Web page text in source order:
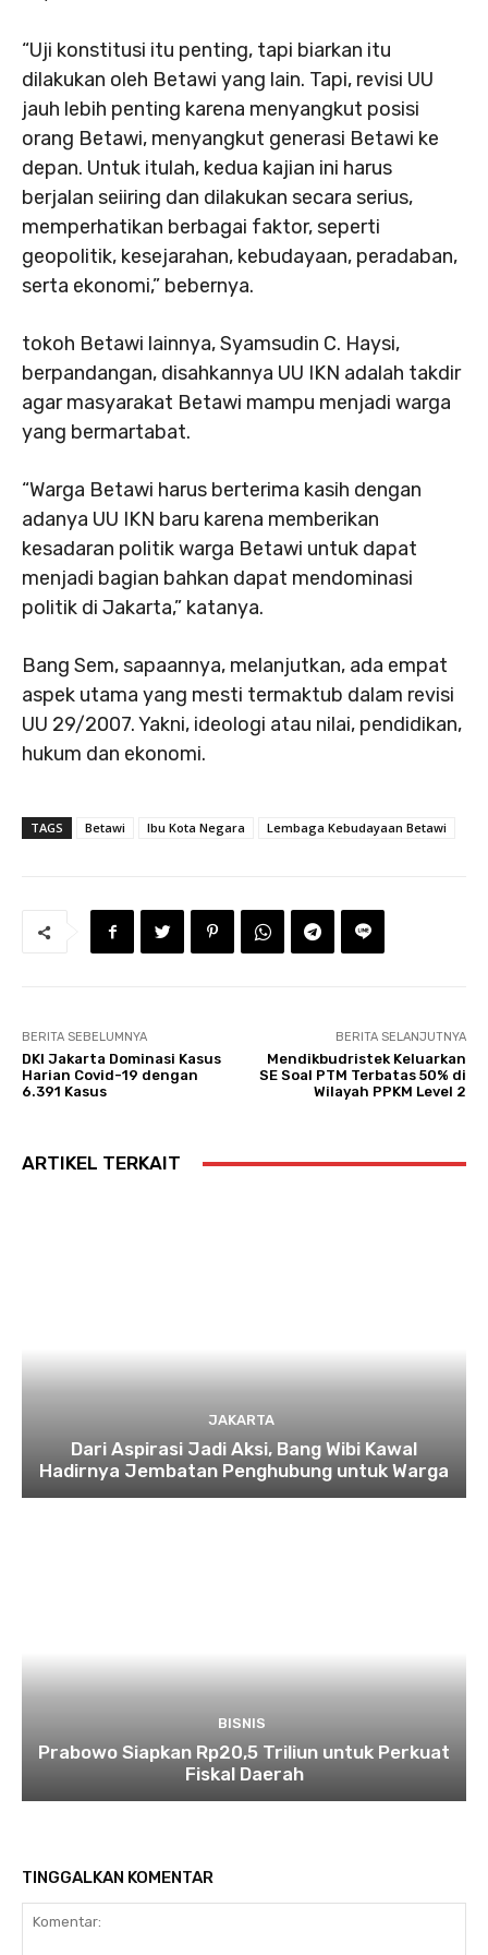
“Uji konstitusi itu penting, tapi biarkan itu
dilakukan oleh Betawi yang lain. Tapi, revisi UU
jauh lebih penting karena menyangkut posisi
orang Betawi, menyangkut generasi Betawi ke
depan. Untuk itulah, kedua kajian ini harus
berjalan seiiring dan dilakukan secara serius,
memperhatikan berbagai faktor, seperti
geopolitik, kesejarahan, kebudayaan, peradaban,
serta ekonomi,” bebernya.
tokoh Betawi lainnya, Syamsudin C. Haysi,
berpandangan, disahkannya UU IKN adalah takdir
agar masyarakat Betawi mampu menjadi warga
yang bermartabat.
“Warga Betawi harus berterima kasih dengan
adanya UU IKN baru karena memberikan
kesadaran politik warga Betawi untuk dapat
menjadi bagian bahkan dapat mendominasi
politik di Jakarta,” katanya.
Bang Sem, sapaannya, melanjutkan, ada empat
aspek utama yang mesti termaktub dalam revisi
UU 29/2007. Yakni, ideologi atau nilai, pendidikan,
hukum dan ekonomi.
TAGS Betawi Ibu Kota Negara Lembaga Kebudayaan Betawi
BERITA SEBELUMNYA
DKI Jakarta Dominasi Kasus
Harian Covid-19 dengan
6.391 Kasus
BERITA SELANJUTNYA
Mendikbudristek Keluarkan
SE Soal PTM Terbatas 50% di
Wilayah PPKM Level 2
ARTIKEL TERKAIT
JAKARTA
Dari Aspirasi Jadi Aksi, Bang Wibi Kawal
Hadirnya Jembatan Penghubung untuk Warga
BISNIS
Prabowo Siapkan Rp20,5 Triliun untuk Perkuat
Fiskal Daerah
TINGGALKAN KOMENTAR